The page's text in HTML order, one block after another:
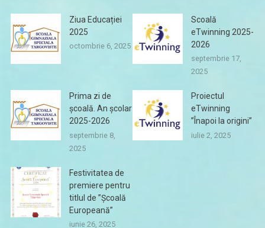
Ziua Educației
2025
octombrie 6, 2025
Scoală
eTwinning 2025-
2026
septembrie 17,
2025
Prima zi de
școală. An școlar
2025-2026
septembrie 8,
2025
Proiectul
eTwinning
”Înapoi la origini”
iulie 2, 2025
Festivitatea de
premiere pentru
titlul de ”Școală
Europeană”
iunie 26, 2025